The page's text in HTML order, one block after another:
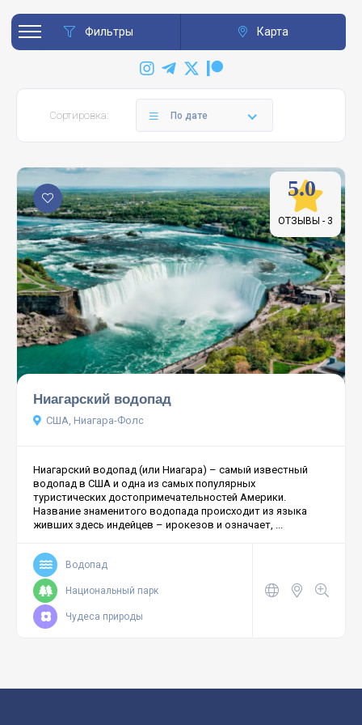
Фильтры Карта
Сортировка: По дате
5.0
ОТЗЫВЫ - 3
Ниагарский водопад
США, Ниагара-Фолс
Ниагарский водопад (или Ниагара) – самый известный
водопад в США и одна из самых популярных
туристических достопримечательностей Америки.
Название знаменитого водопада происходит из языка
живших здесь индейцев – ирокезов и означает, ...
Водопад
Национальный парк
Чудеса природы